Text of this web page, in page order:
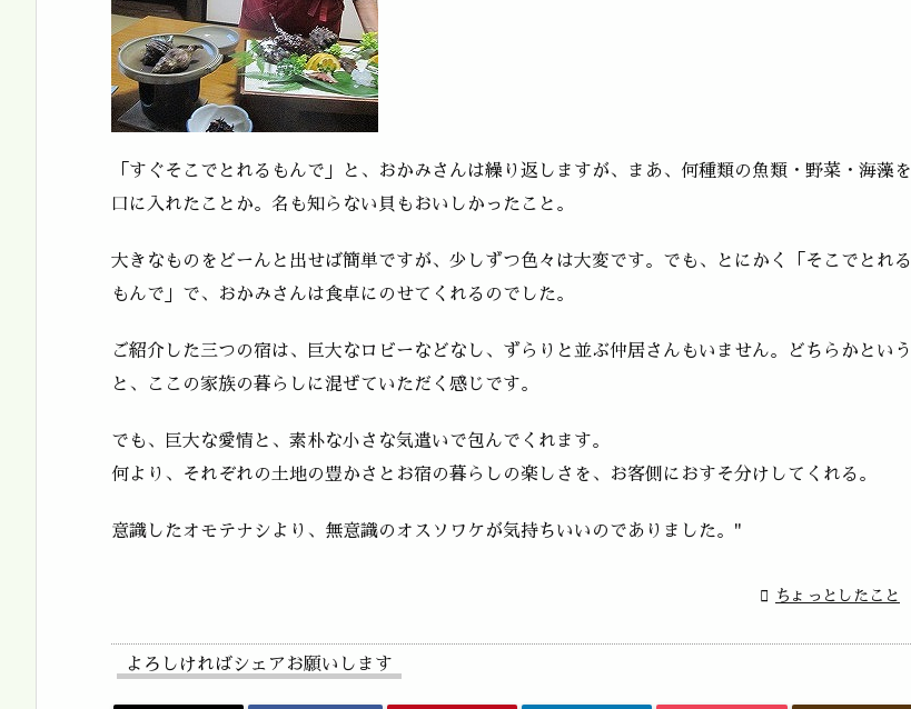
「すぐそこでとれるもんで」と、おかみさんは繰り返しますが、まあ、何種類の魚類・野菜・海藻を
口に入れたことか。名も知らない貝もおいしかったこと。
大きなものをどーんと出せば簡単ですが、少しずつ色々は大変です。でも、とにかく「そこでとれる
もんで」で、おかみさんは食卓にのせてくれるのでした。
ご紹介した三つの宿は、巨大なロビーなどなし、ずらりと並ぶ仲居さんもいません。どちらかという
と、ここの家族の暮らしに混ぜていただく感じです。
でも、巨大な愛情と、素朴な小さな気遣いで包んでくれます。
何より、それぞれの土地の豊かさとお宿の暮らしの楽しさを、お客側におすそ分けしてくれる。
意識したオモテナシより、無意識のオスソワケが気持ちいいのでありました。"
 ちょっとしたこと
よろしければシェアお願いします